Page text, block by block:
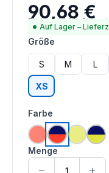
Regulärer Preis:
90,68 €
Preise inkl. MwSt.
Auf Lager –
Größe
S M L
XS
Farbe
hi vis orange
(Diese Option ist
hi vis orange
hi vis
(Diese
hi
Menge